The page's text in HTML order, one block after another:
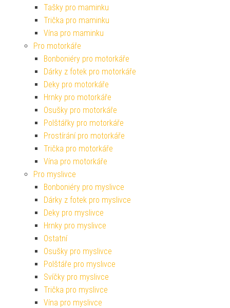
Tašky pro maminku
Trička pro maminku
Vína pro maminku
Pro motorkáře
Bonboniéry pro motorkáře
Dárky z fotek pro motorkáře
Deky pro motorkáře
Hrnky pro motorkáře
Osušky pro motorkáře
Polštářky pro motorkáře
Prostírání pro motorkáře
Trička pro motorkáře
Vína pro motorkáře
Pro myslivce
Bonboniéry pro myslivce
Dárky z fotek pro myslivce
Deky pro myslivce
Hrnky pro myslivce
Ostatní
Osušky pro myslivce
Polštáře pro myslivce
Svíčky pro myslivce
Trička pro myslivce
Vína pro myslivce